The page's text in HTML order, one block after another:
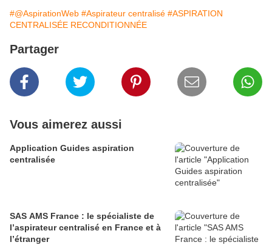
#@AspirationWeb #Aspirateur centralisé #ASPIRATION
CENTRALISÉE RECONDITIONNÉE
Partager
Vous aimerez aussi
Application Guides aspiration
centralisée
SAS AMS France : le spécialiste de
l’aspirateur centralisé en France et à
l’étranger